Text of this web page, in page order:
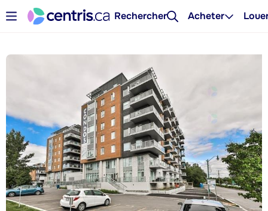
Rechercher Acheter